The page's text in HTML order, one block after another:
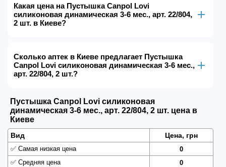
Какая цена на Пустышка Canpol Lovi
силиконовая динамическая 3-6 мес., арт. 22/804,
2 шт. в Киеве?
Сколько аптек в Киеве предлагает Пустышка
Canpol Lovi силиконовая динамическая 3-6 мес.,
арт. 22/804, 2 шт.?
Пустышка Canpol Lovi силиконовая
динамическая 3-6 мес., арт. 22/804, 2 шт. цена в
Киеве
Вид Цена, грн
✅ Самая низкая цена
0
✅ Средняя цена
0